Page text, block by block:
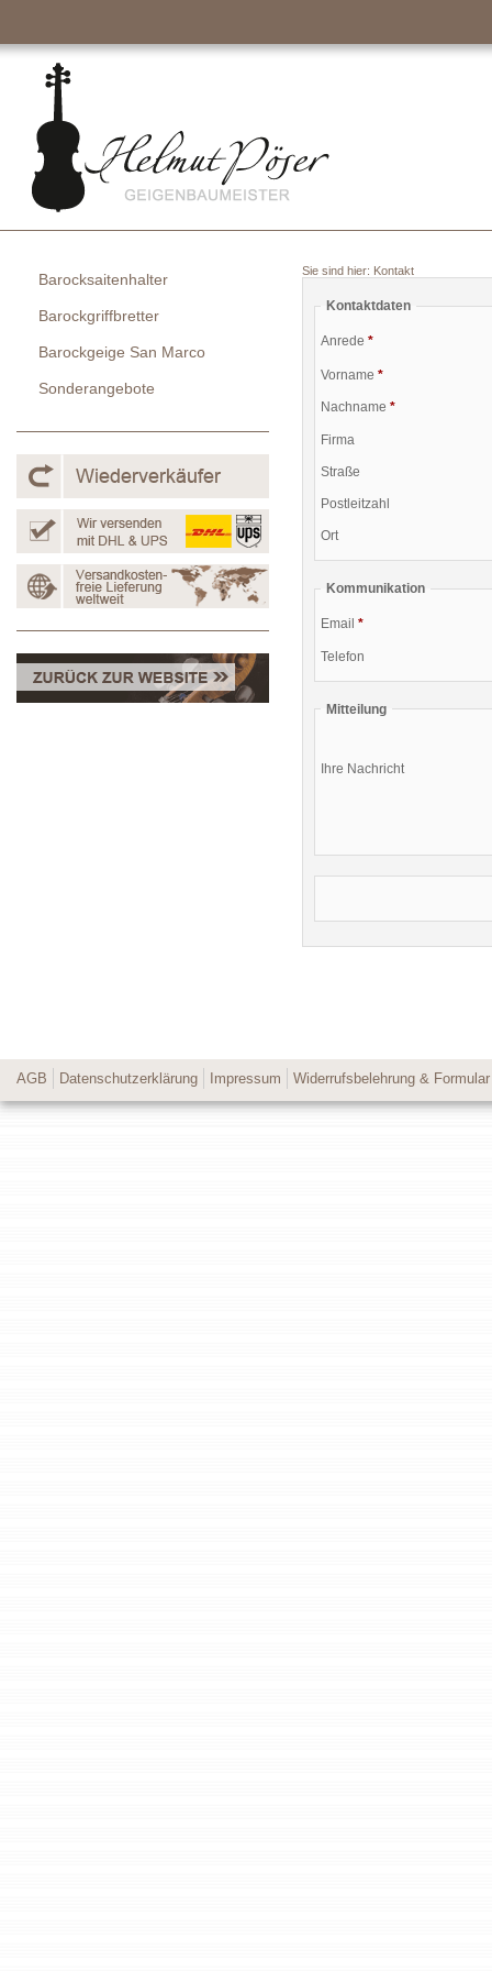
Sie sind hier: Kontakt
Kontaktdaten
Anrede *
Vorname *
Nachname *
Firma
Straße
Postleitzahl
Ort
Kommunikation
Email *
Telefon
Mitteilung
Ihre Nachricht
Barocksaitenhalter
Barockgriffbretter
Barockgeige San Marco
Sonderangebote
AGB Datenschutzerklärung Impressum Widerrufsbelehrung & Formular